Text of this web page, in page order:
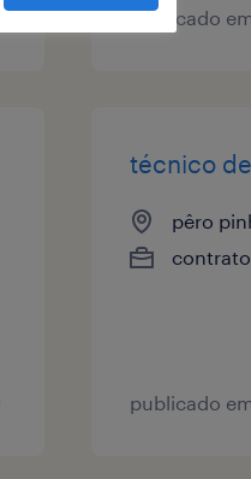
publicado
técnico
pêro
contrato
publicado